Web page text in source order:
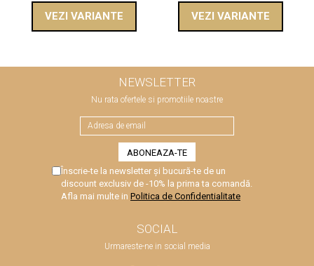
VEZI VARIANTE VEZI VARIANTE
NEWSLETTER
Nu rata ofertele si promotiile noastre
Înscrie-te la newsletter și bucură-te de un
discount exclusiv de -10% la prima ta comandă.
Afla mai multe in Politica de Confidentialitate
SOCIAL
Urmareste-ne in social media